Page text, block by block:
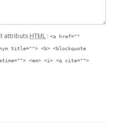
attributs HTML : <a href=""
title=""> <b> <blockquote
<em> <i> <q cite="">